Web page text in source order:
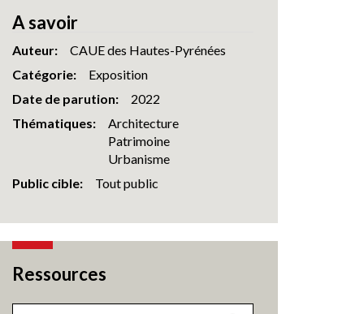
A savoir
Auteur
CAUE des Hautes-Pyrénées
Catégorie
Exposition
Date de parution
2022
Thématiques
Architecture
Patrimoine
Urbanisme
Public cible
Tout public
Ressources